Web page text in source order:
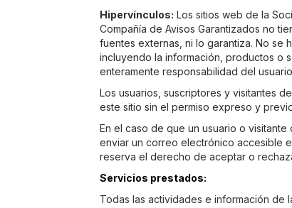
Hipervínculos: Los sitios web de la
Compañía de Avisos Garantizados no
fuentes externas, ni lo garantiza. No se
incluyendo la información, productos o
enteramente responsabilidad del
Los usuarios, suscriptores y visitantes
este sitio sin el permiso expreso y
En el caso de que un usuario o
enviar un correo electrónico accesible
reserva el derecho de aceptar o
Servicios prestados:
Todas las actividades e información de